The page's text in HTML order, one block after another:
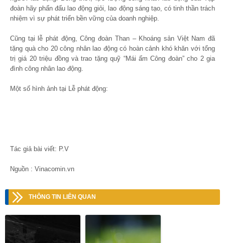
đoàn hãy phấn đấu lao động giỏi, lao động sáng tạo, có tinh thần trách
nhiệm vì sự phát triển bền vững của doanh nghiệp.
Cũng tại lễ phát động, Công đoàn Than – Khoáng sản Việt Nam đã
tặng quà cho 20 công nhân lao động có hoàn cảnh khó khăn với tổng
trị giá 20 triệu đồng và trao tặng quỹ “Mái ấm Công đoàn” cho 2 gia
đình công nhân lao động.
Một số hình ảnh tại Lễ phát động:
Tác giả bài viết: P.V
Nguồn : Vinacomin.vn
THÔNG TIN LIÊN QUAN